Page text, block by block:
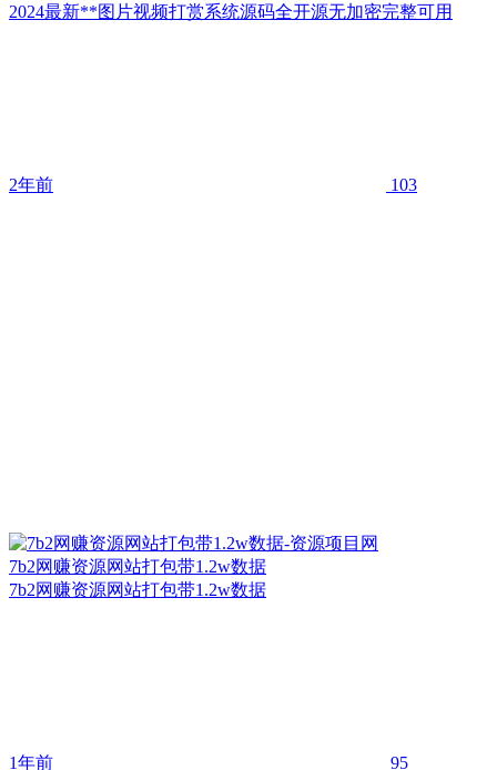
2024最新**图片视频打赏系统源码全开源无加密完整可用
2年前 103
7b2网赚资源网站打包带1.2w数据
7b2网赚资源网站打包带1.2w数据
1年前 95